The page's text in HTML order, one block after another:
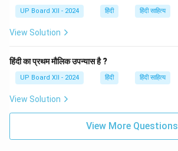
UP Board XII - 2024 हिंदी हिंदी साहित्य
View Solution
हिंदी का प्रथम मौलिक उपन्यास है ?
UP Board XII - 2024 हिंदी हिंदी साहित्य
View Solution
View More Questions